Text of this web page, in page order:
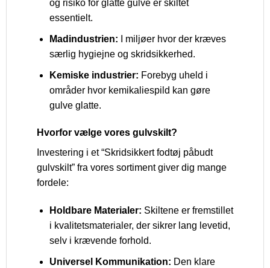
og risiko for glatte gulve er skiltet
essentielt.
Madindustrien: I miljøer hvor der kræves
særlig hygiejne og skridsikkerhed.
Kemiske industrier: Forebyg uheld i
områder hvor kemikaliespild kan gøre
gulve glatte.
Hvorfor vælge vores gulvskilt?
Investering i et “Skridsikkert fodtøj påbudt
gulvskilt” fra vores sortiment giver dig mange
fordele:
Holdbare Materialer: Skiltene er fremstillet
i kvalitetsmaterialer, der sikrer lang levetid,
selv i krævende forhold.
Universel Kommunikation: Den klare